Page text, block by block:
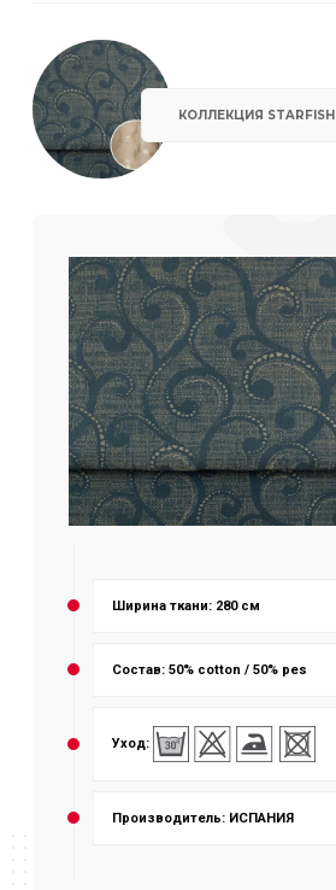
КОЛЛЕКЦИЯ STARFISH
Ширина ткани: 280 см
Состав: 50% cotton / 50% pes
Уход:
Производитель: ИСПАНИЯ